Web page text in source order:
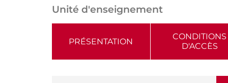
Unité d'enseignement
ACCÉDER
PRÉSENTATION
CONDITIONS
D'ACCÈS